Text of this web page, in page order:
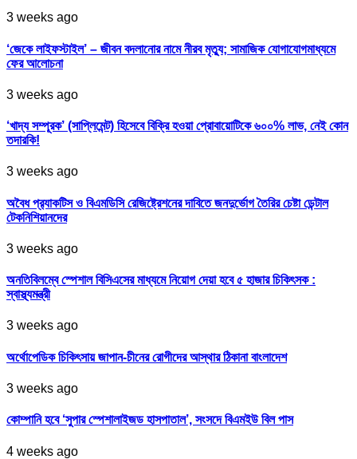
3 weeks ago
‘জেকে লাইফস্টাইল’ – জীবন বদলানোর নামে নীরব মৃত্যু; সামাজিক যোগাযোগমাধ্যমে
ফের আলোচনা
3 weeks ago
‘খাদ্য সম্পূরক’ (সাপ্লিমেন্ট) হিসেবে বিক্রি হওয়া প্রোবায়োটিকে ৬০০% লাভ, নেই কোন
তদারকি!
3 weeks ago
অবৈধ প্র‍্যাকটিস ও বিএমডিসি রেজিষ্ট্রেশনের দাবিতে জনদুর্ভোগ তৈরির চেষ্টা ডেন্টাল
টেকনিশিয়ানদের
3 weeks ago
অনতিবিলম্বে স্পেশাল বিসিএসের মাধ্যমে নিয়োগ দেয়া হবে ৫ হাজার চিকিৎসক :
স্বাস্থ্যমন্ত্রী
3 weeks ago
অর্থোপেডিক চিকিৎসায় জাপান-চীনের রোগীদের আস্থার ঠিকানা বাংলাদেশ
3 weeks ago
কোম্পানি হবে ‘সুপার স্পেশালাইজড হাসপাতাল’, সংসদে বিএমইউ বিল পাস
4 weeks ago